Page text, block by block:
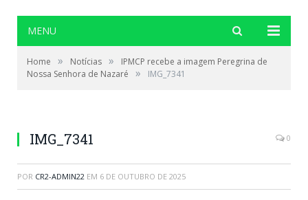
MENU
Home » Notícias »
IPMCP recebe a imagem Peregrina de
Nossa Senhora de Nazaré
» IMG_7341
IMG_7341 0
POR CR2-ADMIN22 EM 6 DE OUTUBRO DE 2025